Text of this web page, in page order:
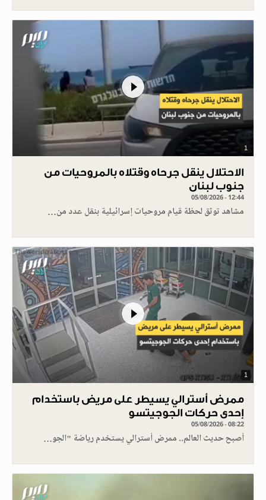
1
الاحتلال ينقل جرحاه وقتلاه بالمروحيات من
جنوب لبنان
05/08/2026 - 12:44
مشاهد توثق لحظة قيام مروحيات إسرائيلية بنقل عدد من…
1
ممرض أسترالي يسيطر على مريض باستخدام
إحدى حركات الجوجيتسو
05/08/2026 - 08:22
أصبح حديث العالم.. ممرض أسترالي يستخدم رياضة "الجو…